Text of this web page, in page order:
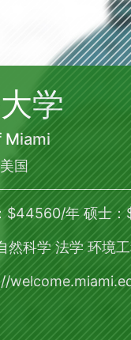
学
Miami
国
$44560/年 硕士
然科学 法学 环境